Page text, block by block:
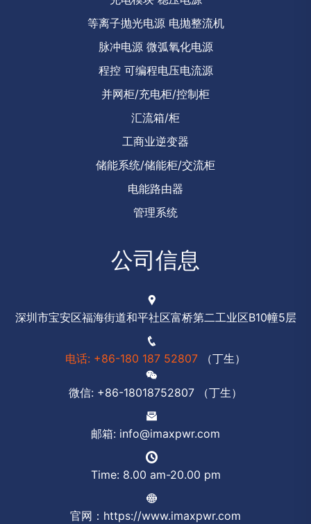
等离子抛光电源 电抛整流机
脉冲电源 微弧氧化电源
程控 可编程电压电流源
并网柜/充电柜/控制柜
汇流箱/柜
工商业逆变器
储能系统/储能柜/交流柜
电能路由器
管理系统
公司信息
深圳市宝安区福海街道和平社区富桥第二工业区B10幢5层
电话: +86-180 187 52807 （丁生）
微信: +86-18018752807 （丁生）
邮箱: info@imaxpwr.com
Time: 8.00 am-20.00 pm
官网：https://www.imaxpwr.com